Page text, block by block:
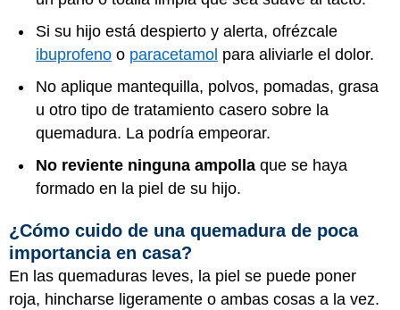
Si su hijo está despierto y alerta, ofrézcale
ibuprofeno o paracetamol para aliviarle el dolor.
No aplique mantequilla, polvos, pomadas, grasa
u otro tipo de tratamiento casero sobre la
quemadura. La podría empeorar.
No reviente ninguna ampolla que se haya
formado en la piel de su hijo.
¿Cómo cuido de una quemadura de poca
importancia en casa?
En las quemaduras leves, la piel se puede poner
roja, hincharse ligeramente o ambas cosas a la vez.